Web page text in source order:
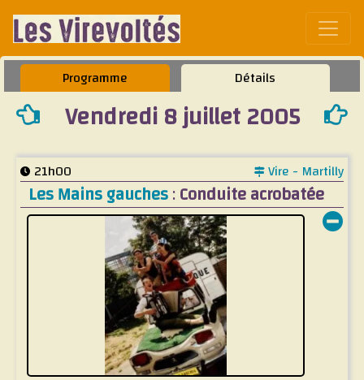
Programme Détails
Vendredi 8 juillet 2005
21h00 Vire - Martilly
Les Mains gauches:Conduite acrobatée